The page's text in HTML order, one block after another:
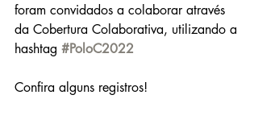
foram convidados a colaborar através
da Cobertura Colaborativa, utilizando a
hashtag #PoloC2022
Confira alguns registros!